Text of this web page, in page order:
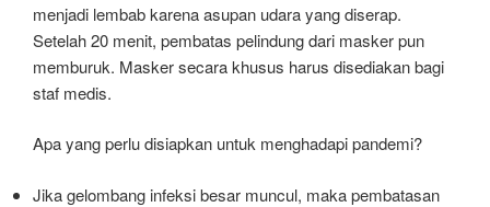
menjadi lembab karena asupan udara yang diserap.
Setelah 20 menit, pembatas pelindung dari masker pun
memburuk. Masker secara khusus harus disediakan bagi
staf medis.
Apa yang perlu disiapkan untuk menghadapi pandemi?
Jika gelombang infeksi besar muncul, maka pembatasan